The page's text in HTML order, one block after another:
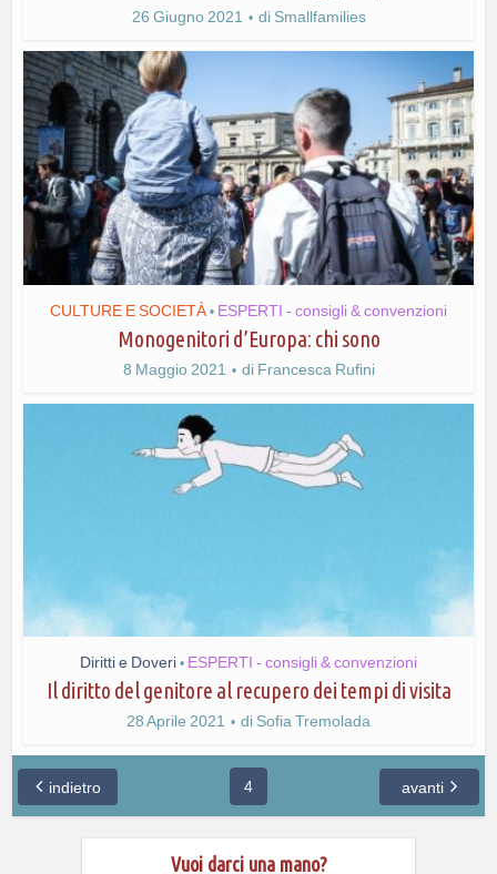
26 Giugno 2021 di Smallfamilies
CULTURE E SOCIETÀ • ESPERTI - consigli & convenzioni
Monogenitori d’Europa: chi sono
8 Maggio 2021 di Francesca Rufini
Diritti e Doveri • ESPERTI - consigli & convenzioni
Il diritto del genitore al recupero dei tempi di visita
28 Aprile 2021 di Sofia Tremolada
indietro 4 avanti
Vuoi darci una mano?